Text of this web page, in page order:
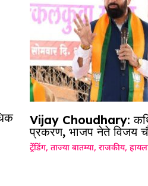
Vijay Choudhary:
प्रकरण, भाजप नेते विजय
ट्रेंडिंग, ताज्या बातम्या, राजकीय,